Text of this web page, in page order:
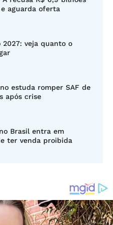
aguarda oferta
2027: veja quanto o
estuda romper SAF de
após crise
Brasil entra em
ter venda proibida